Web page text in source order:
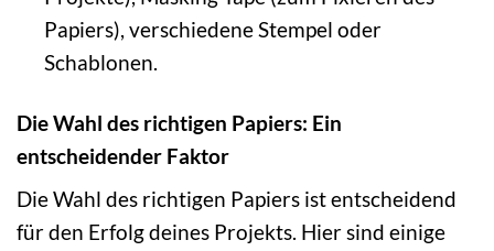
Papiers), verschiedene Stempel oder
Schablonen.
Die Wahl des richtigen Papiers: Ein
entscheidender Faktor
Die Wahl des richtigen Papiers ist entscheidend
für den Erfolg deines Projekts. Hier sind einige